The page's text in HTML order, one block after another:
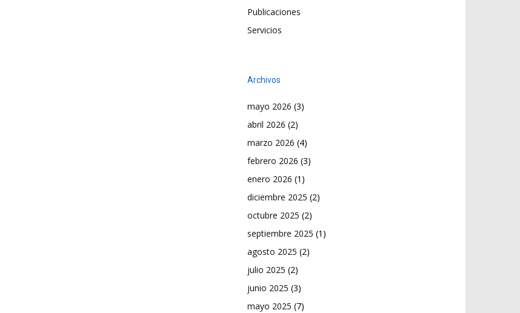
Publicaciones
Servicios
Archivos
mayo 2026 (3)
abril 2026 (2)
marzo 2026 (4)
febrero 2026 (3)
enero 2026 (1)
diciembre 2025 (2)
octubre 2025 (2)
septiembre 2025 (1)
agosto 2025 (2)
julio 2025 (2)
junio 2025 (3)
mayo 2025 (7)